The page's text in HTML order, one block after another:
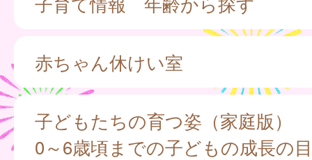
赤ちゃん休けい室
子どもたちの育つ姿（家庭版）
0～6歳頃までの子どもの成長の